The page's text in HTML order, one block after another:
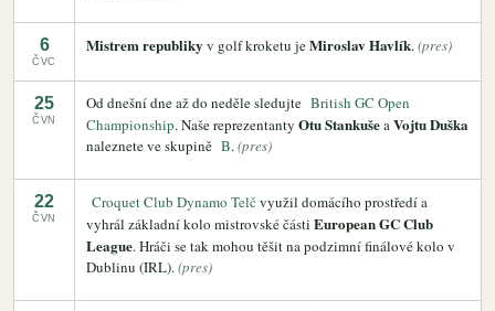
6
ČVC
Mistrem republiky v golf kroketu jeMiroslav Havlík.(pres)
25
ČVN
Od dnešní dne až do neděle sledujte British GC Open
Championship. Naše reprezentanty Otu StankušeaVojtu Duška
naleznete ve skupině B.(pres)
22
ČVN
Croquet Club Dynamo Telč využil domácího prostředí a
vyhrál základní kolo mistrovské části European GC Club
League. Hráči se tak mohou těšit na podzimní finálové kolo v
Dublinu (IRL).(pres)